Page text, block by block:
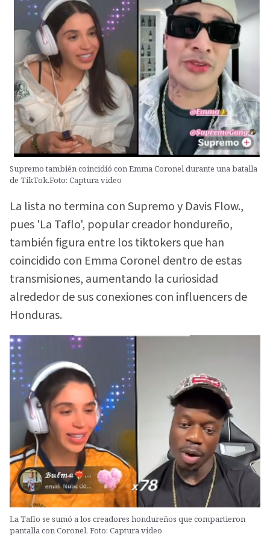
Supremo también coincidió con Emma Coronel durante una batalla
de TikTok.Foto: Captura video
La lista no termina con Supremo y Davis Flow.,
pues 'La Taflo', popular creador hondureño,
también figura entre los tiktokers que han
coincidido con Emma Coronel dentro de estas
transmisiones, aumentando la curiosidad
alrededor de sus conexiones con influencers de
Honduras.
La Taflo se sumó a los creadores hondureños que compartieron
pantalla con Coronel. Foto: Captura video